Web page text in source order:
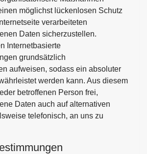
möglichst lückenlosen Schutz
verarbeiteten
Daten sicherzustellen.
Internetbasierte
grundsätzlich
aufweisen, sodass ein absoluter
werden kann. Aus diesem
betroffenen Person frei,
Daten auch auf alternativen
telefonisch, an uns zu